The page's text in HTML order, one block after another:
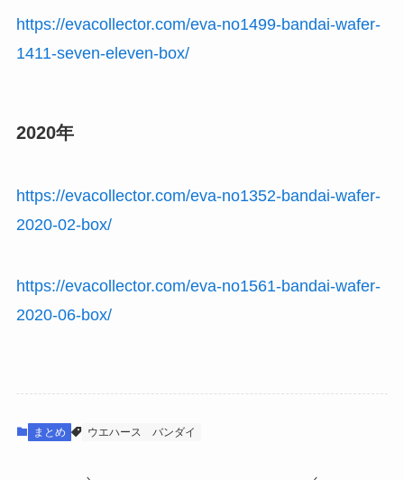
https://evacollector.com/eva-no1499-bandai-wafer-
1411-seven-eleven-box/
2020年
https://evacollector.com/eva-no1352-bandai-wafer-
2020-02-box/
https://evacollector.com/eva-no1561-bandai-wafer-
2020-06-box/
まとめ ウエハース バンダイ